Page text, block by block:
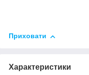
Приховати
Характеристики